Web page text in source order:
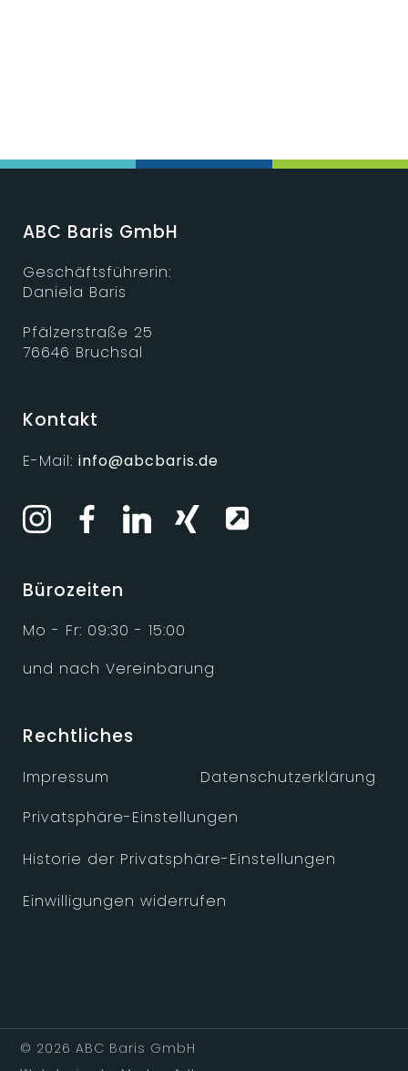
ABC Baris GmbH
Geschäftsführerin:
Daniela Baris
Pfälzerstraße 25
76646 Bruchsal
Kontakt
E-Mail: info@abcbaris.de
Bürozeiten
Mo - Fr: 09:30 - 15:00
und nach Vereinbarung
Rechtliches
Impressum
Datenschutzerklärung
Privatsphäre-Einstellungen
Historie der Privatsphäre-Einstellungen
Einwilligungen widerrufen
© 2026 ABC Baris GmbH